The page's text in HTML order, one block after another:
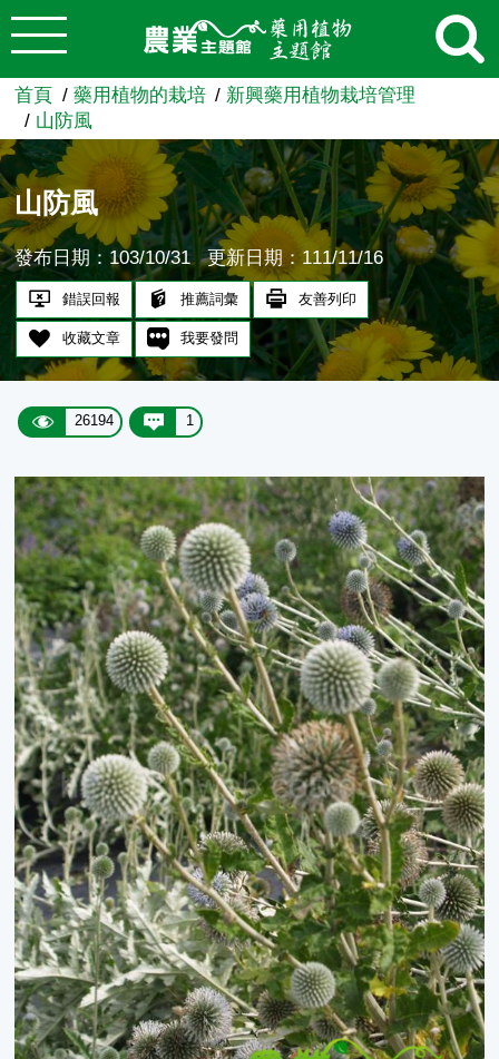
跳到主要內容
農業知識入口網
首頁 藥用植物的栽培
新興藥用植物栽培管理
山防風
山防風
發布日期：103/10/31 更新日期：111/11/16
錯誤回報 推薦詞彙 友善列印
收藏文章 我要發問
26194 1